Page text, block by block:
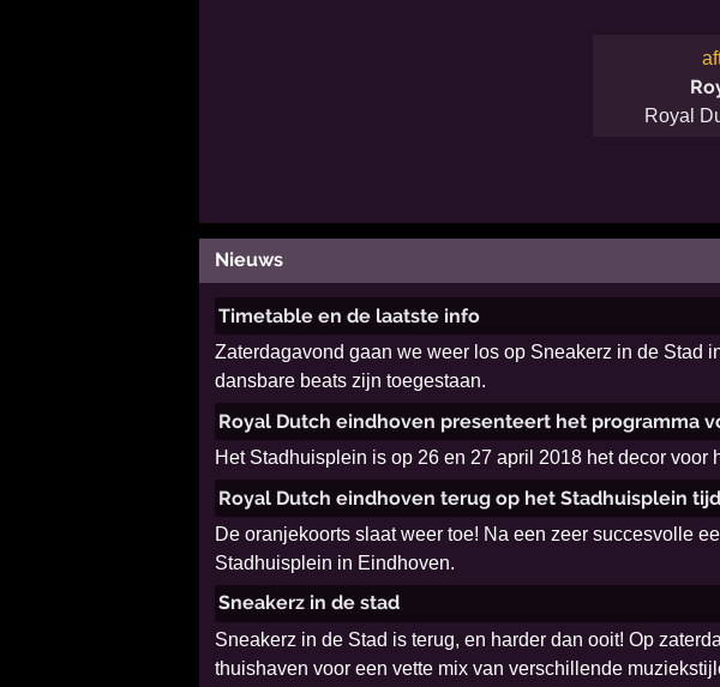
Royal
Nieuws
Timetable en de laatste info
Zaterdagavond gaan we weer los op Sneakerz in de Stad
dansbare beats zijn toegestaan.
Royal Dutch eindhoven presenteert het programma
Het Stadhuisplein is op 26 en 27 april 2018 het decor
Royal Dutch eindhoven terug op het Stadhuisplein
De oranjekoorts slaat weer toe! Na een zeer succesvolle
Stadhuisplein in Eindhoven.
Sneakerz in de stad
Sneakerz in de Stad is terug, en harder dan ooit! Op
thuishaven voor een vette mix van verschillende